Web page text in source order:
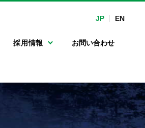
採用情報 お問い合わせ
JP EN